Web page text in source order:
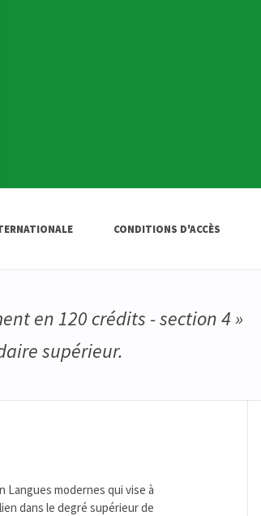
CONDITIONS D'ACCÈS
en 120 crédits - section 4 »
supérieur.
modernes qui vise à
dans le degré supérieur de